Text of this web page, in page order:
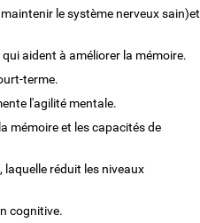
le système nerveux sain)et
aident à améliorer la mémoire.
terme.
l'agilité mentale.
mémoire et les capacités de
réduit les niveaux
cognitive.